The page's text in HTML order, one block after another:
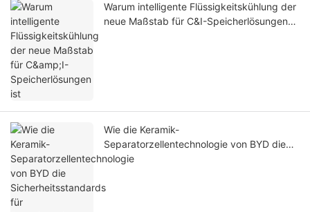
Warum intelligente Flüssigkeitskühlung der
neue Maßstab für C&I-Speicherlösungen
Wie die Keramik-
Separatorzellentechnologie von BYD die
Sicherheitsstandards für